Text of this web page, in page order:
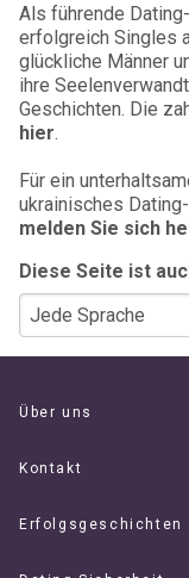
Als führende
erfolgreich Singles
glückliche Männer
ihre
Geschichten. Die
hier.
Für ein
ukrainisches
melden Sie sich
Diese Seite ist
Über uns
Kontakt
Erfolgsgeschichten